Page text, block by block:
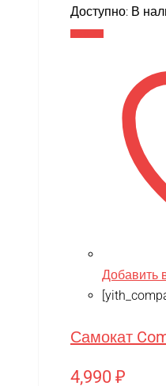
Доступно: В
Добавить
Самокат
4,990 ₽